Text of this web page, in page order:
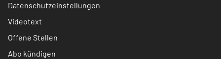
Datenschutzeinstellungen
Videotext
Offene Stellen
Abo kündigen